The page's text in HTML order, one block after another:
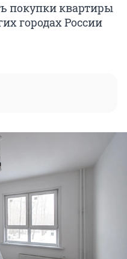
покупки квартиры
городах России